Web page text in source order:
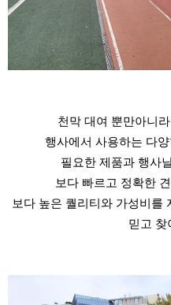
천막 대여 뿐만아니
행사에서 사용하는 다
필요한 제품과 행사
보다 빠르고 정확한
보다 높은 퀄리티와 가성비를
믿고 찾